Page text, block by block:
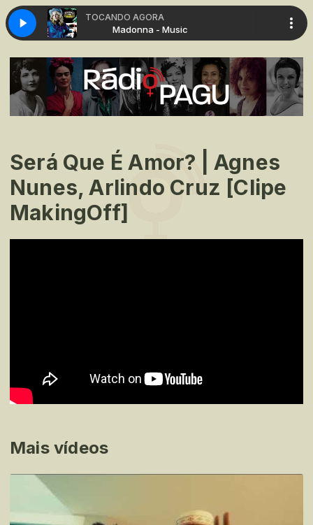
TOCANDO AGORA
Madonna - Music
Será Que É Amor? | Agnes
Nunes, Arlindo Cruz [Clipe
MakingOff]
Mais vídeos